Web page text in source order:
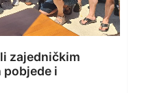
zajedničkim
i